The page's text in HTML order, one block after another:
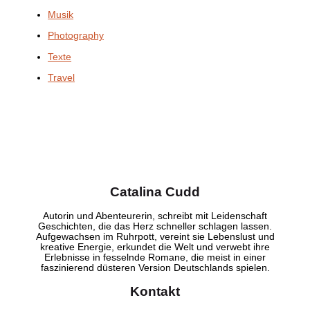
Musik
Photography
Texte
Travel
Catalina Cudd
Autorin und Abenteurerin, schreibt mit Leidenschaft
Geschichten, die das Herz schneller schlagen lassen.
Aufgewachsen im Ruhrpott, vereint sie Lebenslust und
kreative Energie, erkundet die Welt und verwebt ihre
Erlebnisse in fesselnde Romane, die meist in einer
faszinierend düsteren Version Deutschlands spielen.
Kontakt